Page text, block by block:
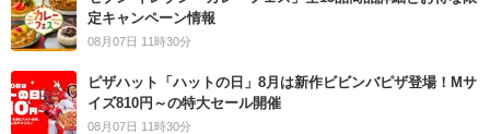
定キャンペーン情報
08月07日 11時30分
ピザハット「ハットの日」8月は新作ビビンバピザ登場！Mサ
イズ810円～の特大セール開催
08月07日 11時30分